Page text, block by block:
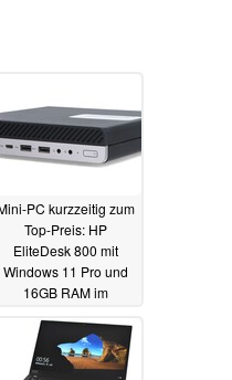
PC kurzzeitig zum
Top-Preis: HP
EliteDesk 800 mit
Windows 11 Pro und
16GB RAM im
22.06.2025